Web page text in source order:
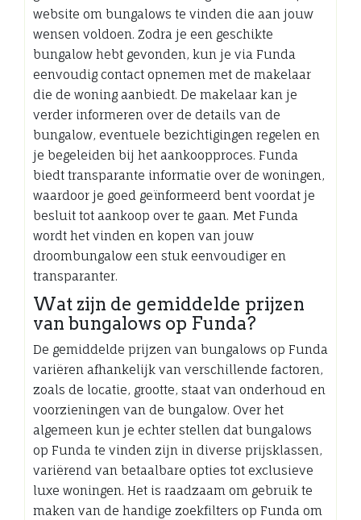
website om bungalows te vinden die aan jouw
wensen voldoen. Zodra je een geschikte
bungalow hebt gevonden, kun je via Funda
eenvoudig contact opnemen met de makelaar
die de woning aanbiedt. De makelaar kan je
verder informeren over de details van de
bungalow, eventuele bezichtigingen regelen en
je begeleiden bij het aankoopproces. Funda
biedt transparante informatie over de woningen,
waardoor je goed geïnformeerd bent voordat je
besluit tot aankoop over te gaan. Met Funda
wordt het vinden en kopen van jouw
droombungalow een stuk eenvoudiger en
transparanter.
Wat zijn de gemiddelde prijzen
van bungalows op Funda?
De gemiddelde prijzen van bungalows op Funda
variëren afhankelijk van verschillende factoren,
zoals de locatie, grootte, staat van onderhoud en
voorzieningen van de bungalow. Over het
algemeen kun je echter stellen dat bungalows
op Funda te vinden zijn in diverse prijsklassen,
variërend van betaalbare opties tot exclusieve
luxe woningen. Het is raadzaam om gebruik te
maken van de handige zoekfilters op Funda om